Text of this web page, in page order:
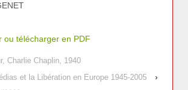
ou télécharger en PDF
Charlie Chaplin, 1940
et la Libération en Europe 1945-2005
›